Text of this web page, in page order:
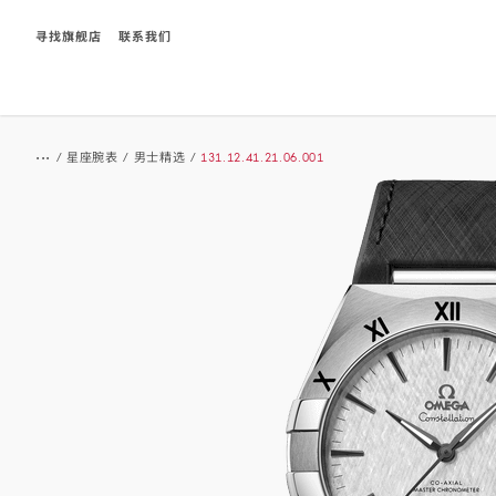
寻找旗舰店 联系我们
... / 星座腕表 / 男士精选 / 131.12.41.21.06.001